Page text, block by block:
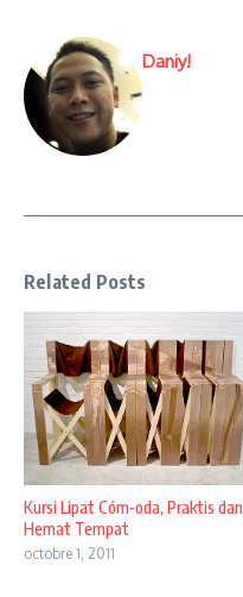
Daniy!
Related Posts
Kursi Lipat Cóm-oda, Praktis dan
Hemat Tempat
octobre 1, 2011